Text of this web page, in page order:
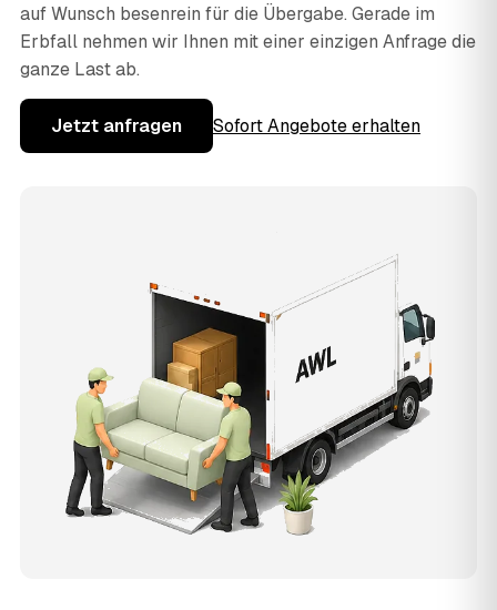
auf Wunsch besenrein für die Übergabe. Gerade im
Erbfall nehmen wir Ihnen mit einer einzigen Anfrage die
ganze Last ab.
Jetzt anfragen Sofort Angebote erhalten